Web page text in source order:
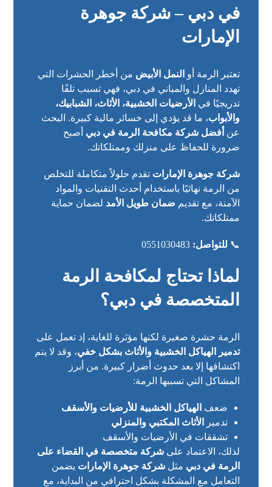
في دبي – شركة جوهرة
الإمارات
تعتبر الرمة أو النمل الأبيض من أخطر الحشرات التي
تهدد المنازل والمباني في دبي، فهي تسبب تلفًا
تدريجيًا في الأرضيات الخشبية، الأثاث، الشبابيك،
والأبواب، ما قد يؤدي إلى خسائر مالية كبيرة. البحث
عن أفضل شركة مكافحة الرمة في دبي أصبح
ضرورة للحفاظ على منزلك وممتلكاتك.
شركة جوهرة الإمارات تقدم حلولاً متكاملة للتخلص
من الرمة نهائيًا باستخدام أحدث التقنيات والمواد
الآمنة، مع تقديم ضمان طويل الأمد لضمان حماية
ممتلكاتك.
📞 للتواصل: 0551030483
لماذا تحتاج لمكافحة الرمة
المتخصصة في دبي؟
الرمة حشرة صغيرة لكنها مؤثرة للغاية، إذ تعمل على
تدمير الهياكل الخشبية والأثاث بشكل خفي، وقد لا يتم
اكتشافها إلا بعد حدوث أضرار كبيرة. من أبرز
المشاكل التي تسببها الرمة:
ضعف الهياكل الخشبية للأرضيات والأسقف
تدمير
الأثاث المكتبي والمنزلي
تشققات في الأرضيات والأسقف
لذلك، الاعتماد علىشركة متخصصة في القضاء على
الرمة في دبي مثلشركة جوهرة الإمارات يضمن
التعامل مع المشكلة بشكل احترافي من البداية، مع